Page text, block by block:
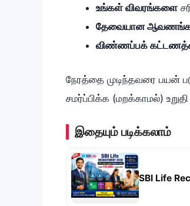
உங்கள் விவரங்களை
தேவையான
விண்ணப்பக்
நேரத்தை முடிந்தவரை பயன்
சமர்ப்பிக்க (மறக்காமல்)
இதையும் படிக்கலாம்
SBI Life